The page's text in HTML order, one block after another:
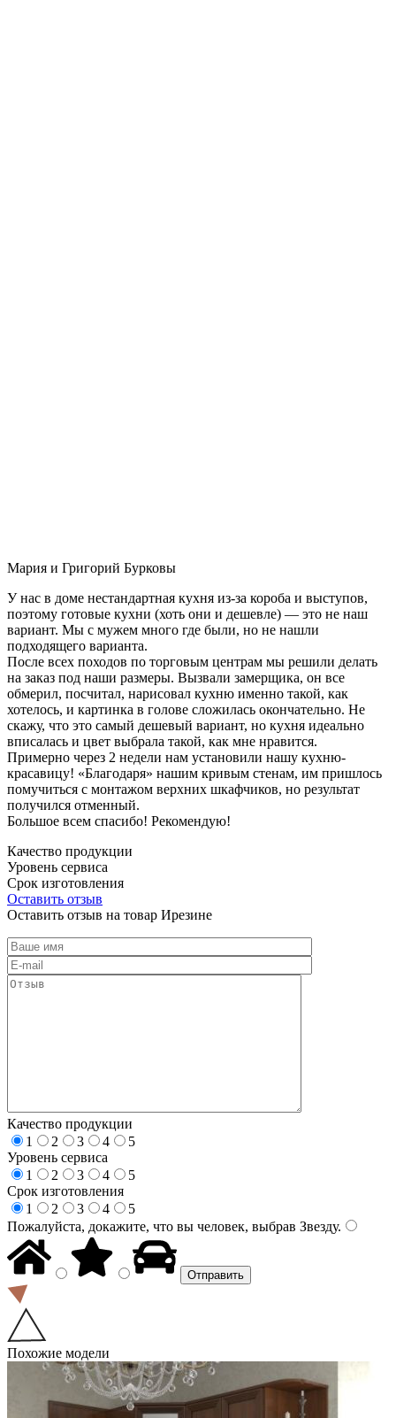
Мария и Григорий Бурковы
У нас в доме нестандартная кухня из-за короба и выступов,
поэтому готовые кухни (хоть они и дешевле) — это не наш
вариант. Мы с мужем много где были, но не нашли
подходящего варианта.
После всех походов по торговым центрам мы решили делать
на заказ под наши размеры. Вызвали замерщика, он все
обмерил, посчитал, нарисовал кухню именно такой, как
хотелось, и картинка в голове сложилась окончательно. Не
скажу, что это самый дешевый вариант, но кухня идеально
вписалась и цвет выбрала такой, как мне нравится.
Примерно через 2 недели нам установили нашу кухню-
красавицу! «Благодаря» нашим кривым стенам, им пришлось
помучиться с монтажом верхних шкафчиков, но результат
получился отменный.
Большое всем спасибо! Рекомендую!
Качество продукции
Уровень сервиса
Срок изготовления
Оставить отзыв
Оставить отзыв на товар Ирезине
Качество продукции
1
2 3 4
5
Уровень сервиса
1
2 3 4
5
Срок изготовления
1
2 3 4
5
Пожалуйста, докажите, что вы человек, выбрав Звезду.
Похожие модели